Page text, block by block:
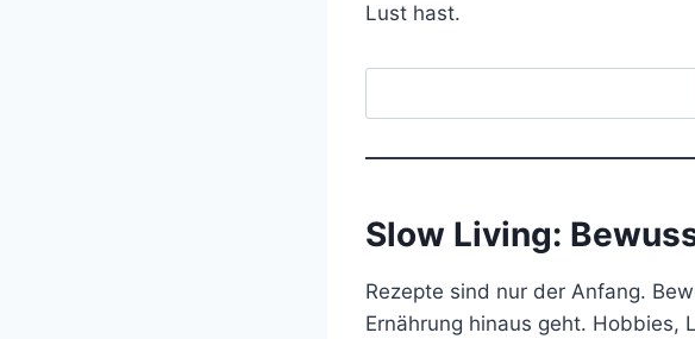
Lust hast.
u
n
Slow Living:
Rezepte sind nur der Anfang.
Ernährung hinaus geht. Hobbies,